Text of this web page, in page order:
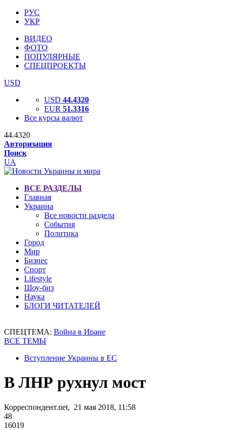
РУС
УКР
ВИДЕО
ФОТО
ПОПУЛЯРНЫЕ
СПЕЦПРОЕКТЫ
USD
USD 44.4320
EUR 51.3316
Все курсы валют
44.4320
Авторизация
Поиск
UA
ВСЕ РАЗДЕЛЫ
Главная
Украина
Все новости раздела
События
Политика
Город
Мир
Бизнес
Спорт
Lifestyle
Шоу-биз
Наука
БЛОГИ ЧИТАТЕЛЕЙ
СПЕЦТЕМА: Война в Иране
ВСЕ ТЕМЫ
Вступление Украины в ЕС
В ЛНР рухнул мост
Корреспондент.net, 21 мая 2018, 11:58
48
16019